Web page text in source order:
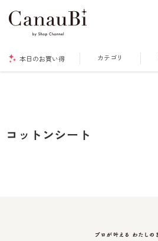
本日のお買い得 カテゴリ
コットンシート